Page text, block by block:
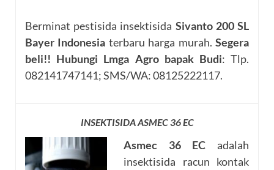
Berminat pestisida insektisida Sivanto 200 SL
Bayer Indonesia terbaru harga murah.Segera
beli!! Hubungi Lmga Agro bapak Budi: Tlp.
082141747141; SMS/WA: 08125222117.
INSEKTISIDA ASMEC 36 EC
Asmec 36 EC adalah
insektisida racun kontak